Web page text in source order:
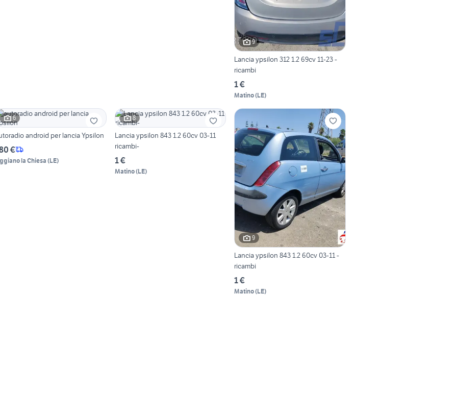
9
Lancia ypsilon 312 1.2 69cv 11-23 -
ricambi
1 €
Matino(LE)
6
android per lancia Ypsilon
€
la Chiesa (LE)
8
Lancia ypsilon 843 1.2 60cv 03-11
ricambi-
1 €
Matino(LE)
9
Lancia ypsilon 843 1.2 60cv 03-11 -
ricambi
1 €
Matino(LE)